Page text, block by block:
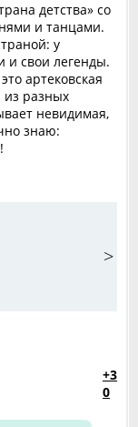
детства» со
и танцами.
у
и свои легенды.
артековская
из разных
невидимая,
знаю:
>
+3
0